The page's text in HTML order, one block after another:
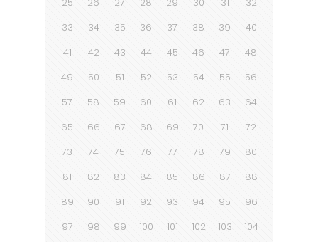
33
34 35 36 37 38 39
40
41
42 43 44 45 46 47
48
49
50 51 52 53 54 55
56
57
58 59 60 61 62 63
64
65
66 67 68 69 70 71
72
73
74 75 76 77 78 79
80
81
82 83 84 85 86 87
88
89
90 91 92 93 94 95
96
97
98 99 100 101 102 103
104